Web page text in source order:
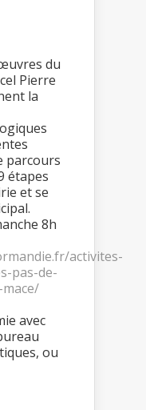
du
Pierre
la
parcours
étapes
et se
8h
activites-
pas-de-
avec
ou